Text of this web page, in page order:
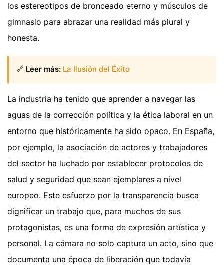
los estereotipos de bronceado eterno y músculos de
gimnasio para abrazar una realidad más plural y
honesta.
🔗 Leer más: La Ilusión del Éxito
La industria ha tenido que aprender a navegar las
aguas de la corrección política y la ética laboral en un
entorno que históricamente ha sido opaco. En España,
por ejemplo, la asociación de actores y trabajadores
del sector ha luchado por establecer protocolos de
salud y seguridad que sean ejemplares a nivel
europeo. Este esfuerzo por la transparencia busca
dignificar un trabajo que, para muchos de sus
protagonistas, es una forma de expresión artística y
personal. La cámara no solo captura un acto, sino que
documenta una época de liberación que todavía